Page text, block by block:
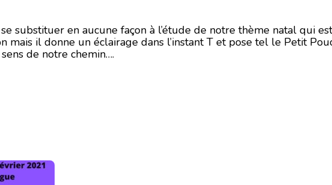
substituer en aucune façon à l’étude de notre thème natal qui
mais il donne un éclairage dans l’instant T et pose tel le Petit
de notre chemin….